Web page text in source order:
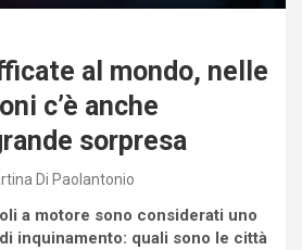
al mondo, nelle
c’è anche
sorpresa
Di Paolantonio
a motore sono considerati uno
inquinamento: quali sono le città